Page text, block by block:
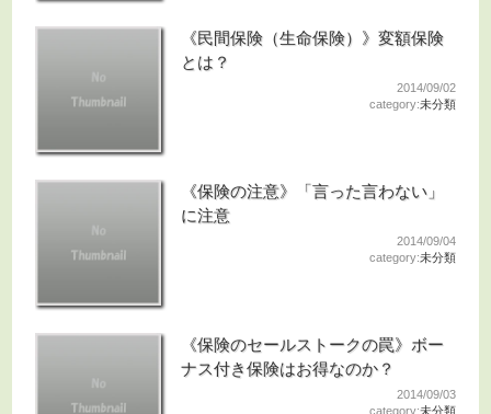
《民間保険（生命保険）》変額保険
とは？
2014/09/02
category:未分類
《保険の注意》「言った言わない」
に注意
2014/09/04
category:未分類
《保険のセールストークの罠》ボー
ナス付き保険はお得なのか？
2014/09/03
category:未分類